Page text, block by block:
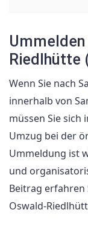
Riedlhütte
Wenn Sie nach
innerhalb von
müssen Sie sich
Umzug bei der
Ummeldung ist
und
Beitrag erfahren
Oswald-